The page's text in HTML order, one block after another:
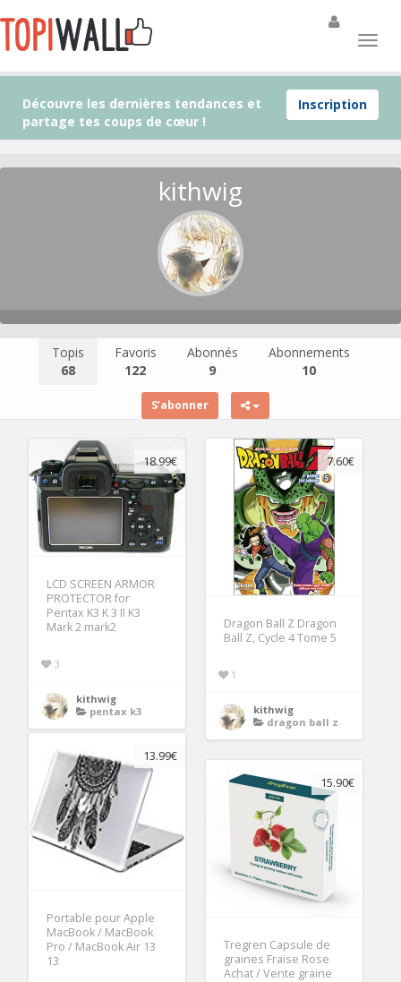
Inscription
Découvre les dernières tendances et
partage tes coups de cœur !
kithwig
Topis
68
Favoris
122
Abonnés
9
Abonnements
10
S’abonner
18.99€
LCD SCREEN ARMOR
PROTECTOR for
Pentax K3 K 3 II K3
Mark 2 mark2
3
kithwig
pentax k3
7.60€
Dragon Ball Z Dragon
Ball Z, Cycle 4 Tome 5
1
kithwig
dragon ball z
13.99€
Portable pour Apple
MacBook / MacBook
Pro / MacBook Air 13
13
15.90€
Tregren Capsule de
graines Fraise Rose
Achat / Vente graine